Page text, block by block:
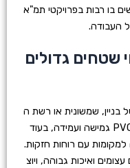
בו רבות בפרויקטי תמ"א
שטחים גדולים
שמשונית או רשת ה
ן הפתרון האידיאלי. שמשונית היא יריעת PVC גמישה ועמידה, בעוד
עם רוחות חזקות.
ואיכות גבוהה, ויוצ